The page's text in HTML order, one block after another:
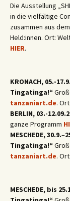
Die Ausstellung
in die vielfältige
zusammen aus
Held:innen. Ort:
HIER.
KRONACH, 05.-
Tingatinga!“
tanzaniart.de.
BERLIN, 03.-
ganze Programm
MESCHEDE, 30.9.–
Tingatinga!“
tanzaniart.de.
MESCHEDE, bis